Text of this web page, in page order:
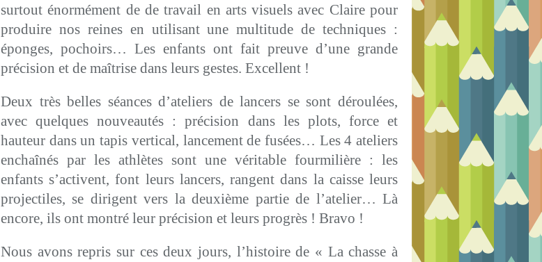
surtout énormément de de travail en arts visuels avec Claire pour
produire nos reines en utilisant une multitude de techniques :
éponges, pochoirs… Les enfants ont fait preuve d’une grande
précision et de maîtrise dans leurs gestes. Excellent !
Deux très belles séances d’ateliers de lancers se sont déroulées,
avec quelques nouveautés : précision dans les plots, force et
hauteur dans un tapis vertical, lancement de fusées… Les 4 ateliers
enchaînés par les athlètes sont une véritable fourmilière : les
enfants s’activent, font leurs lancers, rangent dans la caisse leurs
projectiles, se dirigent vers la deuxième partie de l’atelier… Là
encore, ils ont montré leur précision et leurs progrès ! Bravo !
Nous avons repris sur ces deux jours, l’histoire de « La chasse à